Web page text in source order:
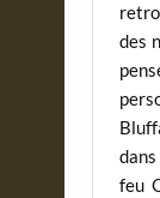
des
feu